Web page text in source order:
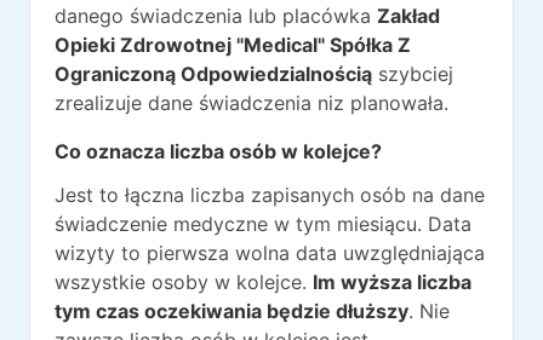
danego świadczenia lub placówka Zakład
Opieki Zdrowotnej "Medical" Spółka Z
Ograniczoną Odpowiedzialnością szybciej
zrealizuje dane świadczenia niz planowała.
Co oznacza liczba osób w kolejce?
Jest to łączna liczba zapisanych osób na dane
świadczenie medyczne w tym miesiącu. Data
wizyty to pierwsza wolna data uwzględniająca
wszystkie osoby w kolejce. Im wyższa liczba
tym czas oczekiwania będzie dłuższy. Nie